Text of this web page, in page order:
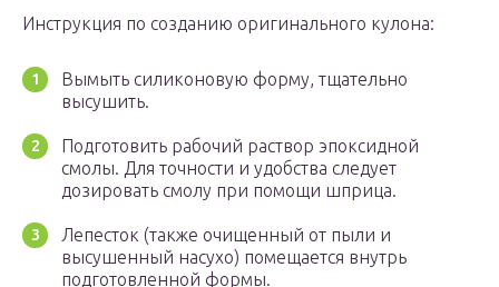
Инструкция по созданию оригинального кулона:
Вымыть силиконовую форму, тщательно
высушить.
Подготовить рабочий раствор эпоксидной
смолы. Для точности и удобства следует
дозировать смолу при помощи шприца.
Лепесток (также очищенный от пыли и
высушенный насухо) помещается внутрь
подготовленной формы.